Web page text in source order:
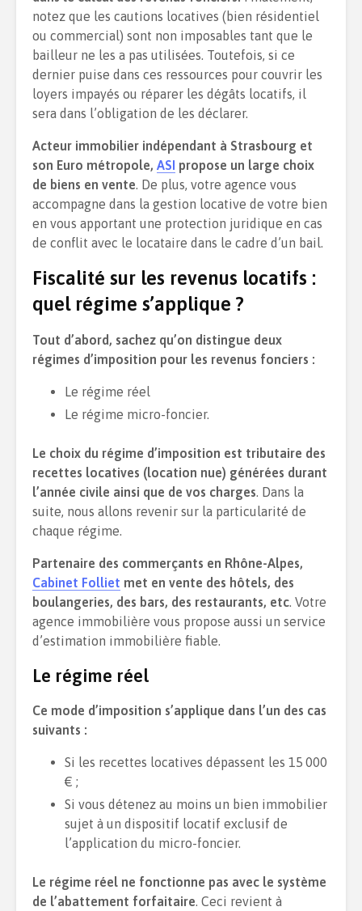
notez que les cautions locatives (bien résidentiel
ou commercial) sont non imposables tant que le
bailleur ne les a pas utilisées. Toutefois, si ce
dernier puise dans ces ressources pour couvrir les
loyers impayés ou réparer les dégâts locatifs, il
sera dans l’obligation de les déclarer.
Acteur immobilier indépendant à Strasbourg et
son Euro métropole, ASI propose un large choix
de biens en vente. De plus, votre agence vous
accompagne dans la gestion locative de votre bien
en vous apportant une protection juridique en cas
de conflit avec le locataire dans le cadre d’un bail.
Fiscalité sur les revenus locatifs :
quel régime s’applique ?
Tout d’abord, sachez qu’on distingue deux
régimes d’imposition pour les revenus fonciers :
Le régime réel
Le régime micro-foncier.
Le choix du régime d’imposition est tributaire des
recettes locatives (location nue) générées durant
l’année civile ainsi que de vos charges. Dans la
suite, nous allons revenir sur la particularité de
chaque régime.
Partenaire des commerçants en Rhône-Alpes,
Cabinet Folliet met en vente des hôtels, des
boulangeries, des bars, des restaurants, etc. Votre
agence immobilière vous propose aussi un service
d’estimation immobilière fiable.
Le régime réel
Ce mode d’imposition s’applique dans l’un des cas
suivants :
Si les recettes locatives dépassent les 15 000
€ ;
Si vous détenez au moins un bien immobilier
sujet à un dispositif locatif exclusif de
l’application du micro-foncier.
Le régime réel ne fonctionne pas avec le système
de l’abattement forfaitaire. Ceci revient à